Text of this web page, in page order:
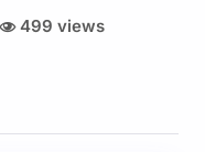
499 views